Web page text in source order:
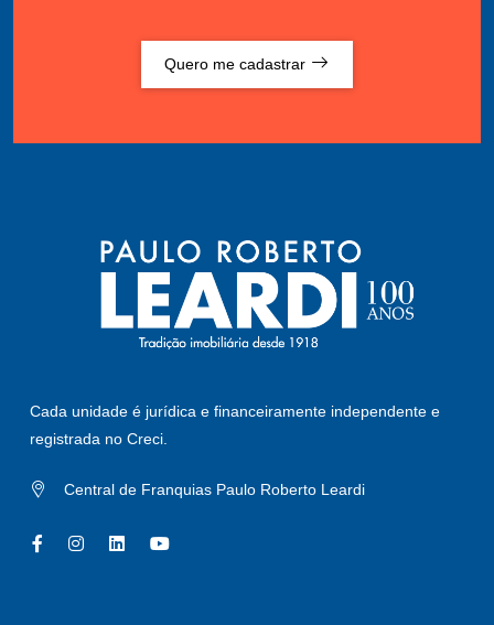
Quero me cadastrar
Cada unidade é jurídica e financeiramente independente e
registrada no Creci.
Central de Franquias Paulo Roberto Leardi